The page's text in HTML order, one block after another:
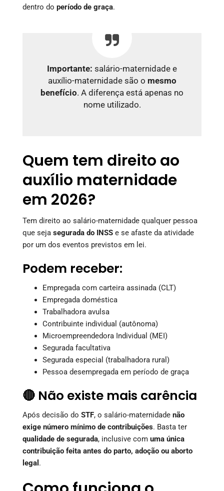
dentro do período de graça.
Importante: salário-maternidade e
auxílio-maternidade são o mesmo
benefício. A diferença está apenas no
nome utilizado.
Quem tem direito ao
auxílio maternidade
em 2026?
Tem direito ao salário-maternidade qualquer pessoa
que seja segurada do INSS e se afaste da atividade
por um dos eventos previstos em lei.
Podem receber:
Empregada com carteira assinada (CLT)
Empregada doméstica
Trabalhadora avulsa
Contribuinte individual (autônoma)
Microempreendedora Individual (MEI)
Segurada facultativa
Segurada especial (trabalhadora rural)
Pessoa desempregada em período de graça
🔴 Não existe mais carência
Após decisão do STF, o salário-maternidade não
exige número mínimo de contribuições. Basta ter
qualidade de segurada, inclusive com uma única
contribuição feita antes do parto, adoção ou aborto
legal .